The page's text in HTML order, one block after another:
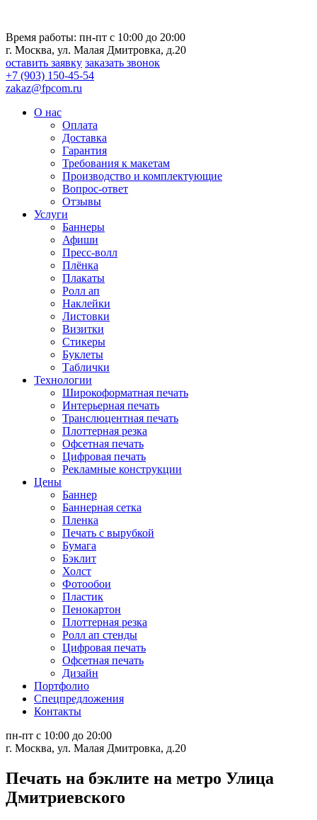
Время работы: пн-пт с 10:00 до 20:00
г. Москва, ул. Малая Дмитровка, д.20
оставить заявку заказать звонок
+7 (903) 150-45-54
zakaz@fpcom.ru
О нас
Оплата
Доставка
Гарантия
Требования к макетам
Производство и комплектующие
Вопрос-ответ
Отзывы
Услуги
Баннеры
Афиши
Пресс-волл
Плёнка
Плакаты
Ролл ап
Наклейки
Листовки
Визитки
Стикеры
Буклеты
Таблички
Технологии
Широкоформатная печать
Интерьерная печать
Транслюцентная печать
Плоттерная резка
Офсетная печать
Цифровая печать
Рекламные конструкции
Цены
Баннер
Баннерная сетка
Пленка
Печать с вырубкой
Бумага
Бэклит
Холст
Фотообои
Пластик
Пенокартон
Плоттерная резка
Ролл ап стенды
Цифровая печать
Офсетная печать
Дизайн
Портфолио
Спецпредложения
Контакты
пн-пт с 10:00 до 20:00
г. Москва, ул. Малая Дмитровка, д.20
Печать на бэклите на метро Улица
Дмитриевского